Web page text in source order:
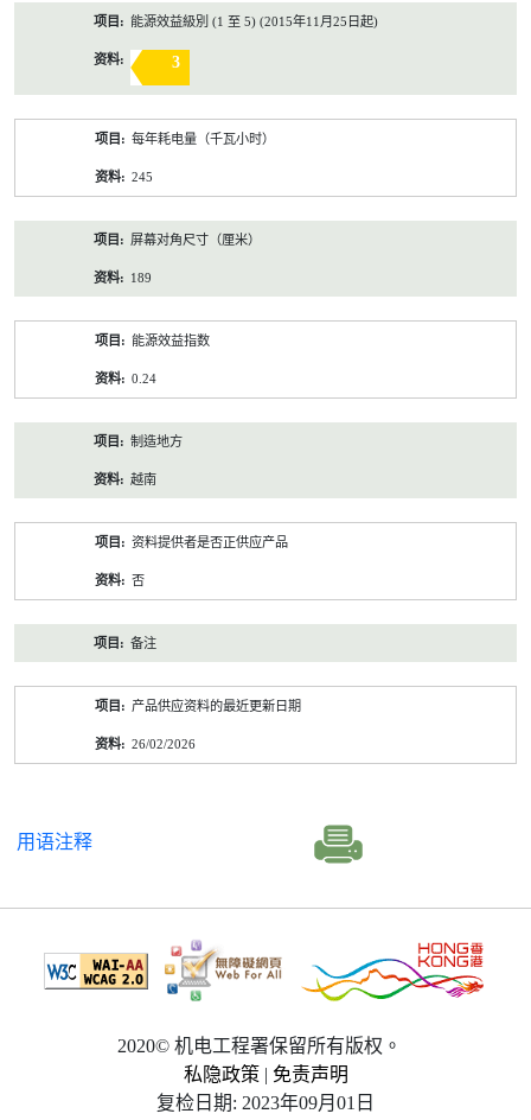
能源效益級別 (1 至 5) (2015年11月25日起)
3
每年耗电量（千瓦小时）
245
屏幕对角尺寸（厘米）
189
能源效益指数
0.24
制造地方
越南
资料提供者是否正供应产品
否
备注
产品供应资料的最近更新日期
26/02/2026
用语注释
2020© 机电工程署保留所有版权。
私隐政策 | 免责声明
复检日期: 2023年09月01日